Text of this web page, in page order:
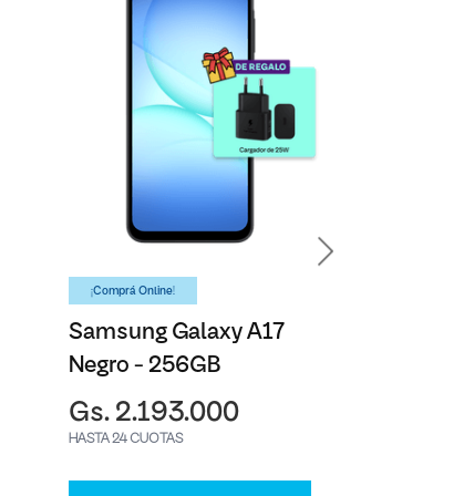
¡Comprá Online!
Samsung Galaxy A17
Negro - 256GB
Gs. 2.193.000
HASTA 24 CUOTAS